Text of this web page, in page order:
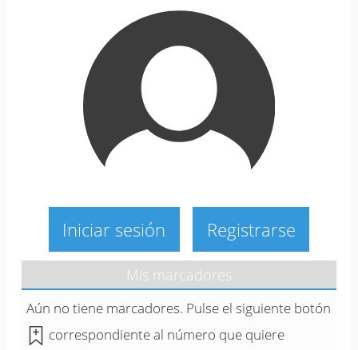
Iniciar sesión Registrarse
Mis marcadores
Aún no tiene marcadores. Pulse el siguiente botón
correspondiente al número que quiere